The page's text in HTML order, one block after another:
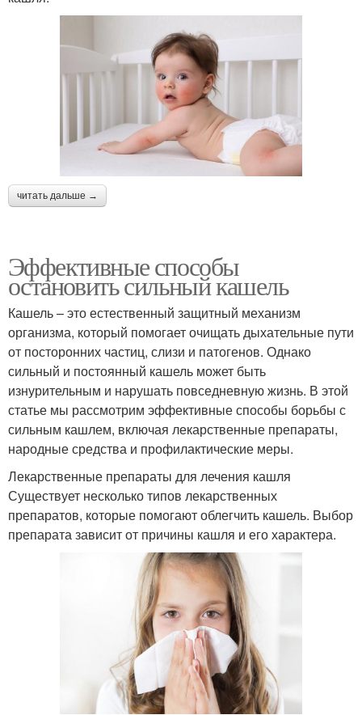
читать дальше →
Эффективные способы
остановить сильный кашель
Кашель – это естественный защитный механизм
организма, который помогает очищать дыхательные пути
от посторонних частиц, слизи и патогенов. Однако
сильный и постоянный кашель может быть
изнурительным и нарушать повседневную жизнь. В этой
статье мы рассмотрим эффективные способы борьбы с
сильным кашлем, включая лекарственные препараты,
народные средства и профилактические меры.
Лекарственные препараты для лечения кашля
Существует несколько типов лекарственных
препаратов, которые помогают облегчить кашель. Выбор
препарата зависит от причины кашля и его характера.